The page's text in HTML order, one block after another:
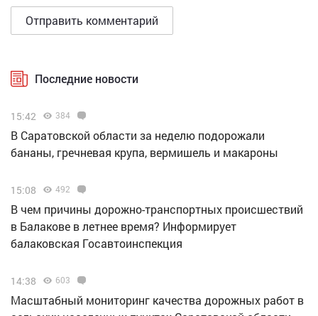
Последние новости
15:42 384
В Саратовской области за неделю подорожали
бананы, гречневая крупа, вермишель и макароны
15:08 492
В чем причины дорожно-транспортных происшествий
в Балакове в летнее время? Информирует
балаковская Госавтоинспекция
14:38 603
Масштабный мониторинг качества дорожных работ в